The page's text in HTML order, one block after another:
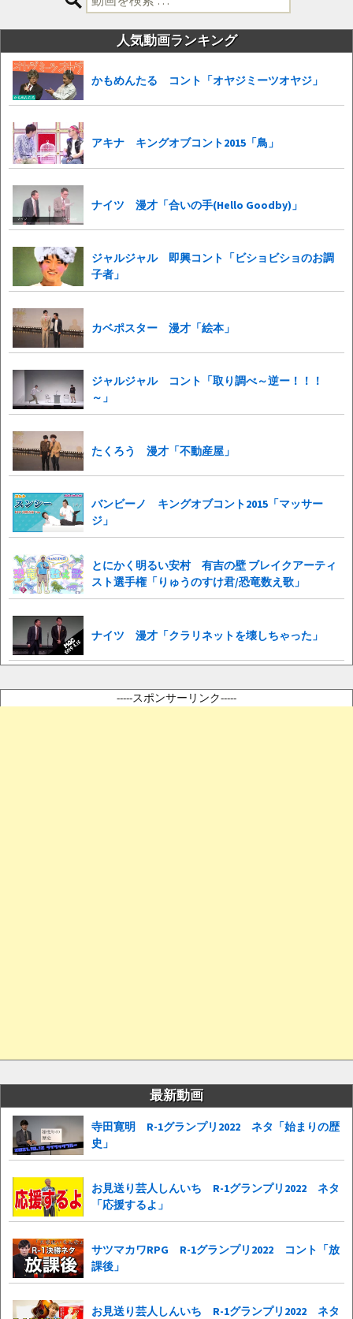
索:
人気動画ランキング
かもめんたる コント「オヤジミーツオヤジ」
アキナ キングオブコント2015「鳥」
ナイツ 漫才「合いの手(Hello Goodby)」
ジャルジャル 即興コント「ビショビショのお調
子者」
カベポスター 漫才「絵本」
ジャルジャル コント「取り調べ～逆ー！！！
～」
たくろう 漫才「不動産屋」
バンビーノ キングオブコント2015「マッサー
ジ」
とにかく明るい安村 有吉の壁 ブレイクアーティ
スト選手権「りゅうのすけ君/恐竜数え歌」
ナイツ 漫才「クラリネットを壊しちゃった」
-----スポンサーリンク-----
最新動画
寺田寛明 R-1グランプリ2022 ネタ「始まりの歴
史」
お見送り芸人しんいち R-1グランプリ2022 ネタ
「応援するよ」
サツマカワRPG R-1グランプリ2022 コント「放
課後」
お見送り芸人しんいち R-1グランプリ2022 ネタ